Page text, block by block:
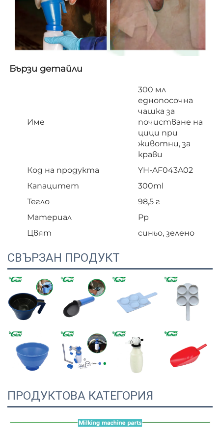
Бързи детайли
Име
300 мл
еднопосочна
чашка за
почистване на
цици при
животни, за
крави
Код на продукта
YH-AF043A02
Капацитет
300ml
Тегло
98,5 г
Материал
Pp
Цвят
синьо, зелено
СВЪРЗАН ПРОДУКТ
ПРОДУКТОВА КАТЕГОРИЯ